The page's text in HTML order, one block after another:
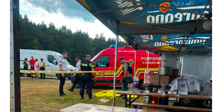
Adaugă aici textul pentru
subtitluAdaugă aici
textul pentru
subtitluAdaugă aici
textul pentru
subtitluAdaugă aici
textul pentru subti